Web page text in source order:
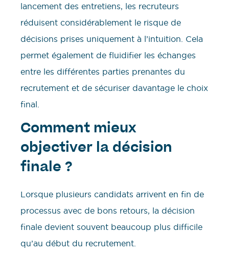
lancement des entretiens, les recruteurs
réduisent considérablement le risque de
décisions prises uniquement à l’intuition. Cela
permet également de fluidifier les échanges
entre les différentes parties prenantes du
recrutement et de sécuriser davantage le choix
final.
Comment mieux
objectiver la décision
finale ?
Lorsque plusieurs candidats arrivent en fin de
processus avec de bons retours, la décision
finale devient souvent beaucoup plus difficile
qu’au début du recrutement.